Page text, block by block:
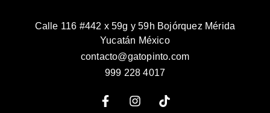
Calle 116 #442 x 59g y 59h Bojórquez Mérida
Yucatán México
contacto@gatopinto.com
999 228 4017